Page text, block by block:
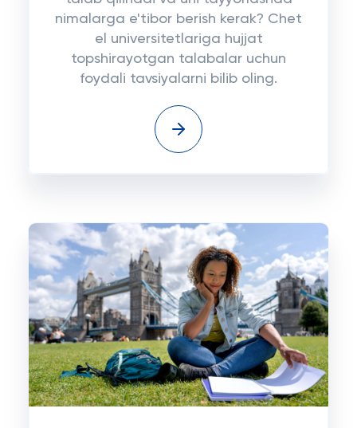
nimalarga e'tibor berish kerak? Chet
el universitetlariga hujjat
topshirayotgan talabalar uchun
foydali tavsiyalarni bilib oling.